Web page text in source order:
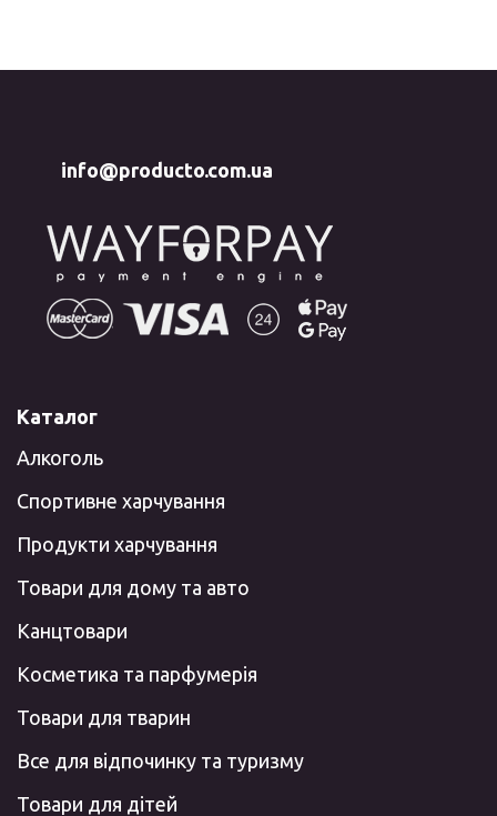
info@producto.com.ua
Каталог
Алкоголь
Спортивне харчування
Продукти харчування
Товари для дому та авто
Канцтовари
Косметика та парфумерія
Товари для тварин
Все для відпочинку та туризму
Товари для дітей